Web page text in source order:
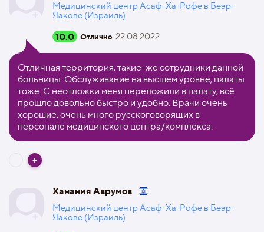
Медицинский центр Асаф-Ха-Рофе в Беэр-
Яакове (Израиль)
10.0 Отлично 22.08.2022
Отличная территория, такие-же сотрудники данной
больницы. Обслуживание на высшем уровне, палаты
тоже. С неотложки меня переложили в палату, всё
прошло довольно быстро и удобно. Врачи очень
хорошие, очень много русскоговорящих в
персонале медицинского центра/комплекса.
Ханания Аврумов
Медицинский центр Асаф-Ха-Рофе в Беэр-
Яакове (Израиль)